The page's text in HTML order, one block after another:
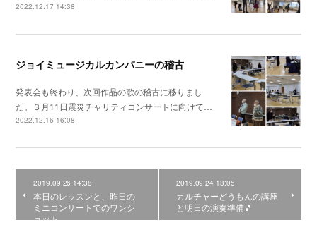
2022.12.17 14:38
ジョイミュージカルカンパニーの稽古
発表会も終わり、次回作品の歌の稽古に移りまし
た。３月11日震災チャリティコンサートに向けて…
2022.12.16 16:08
2019.09.26 14:38
本日のレッスンと、昨日の
ミニコンサートでのワンシ
ョット。
2019.09.24 13:05
カルチャーどうもんの講座
と明日の演奏準備🎵